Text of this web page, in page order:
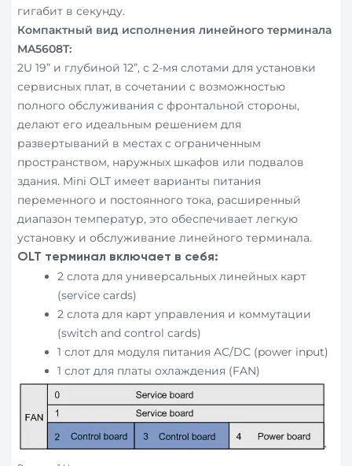
гигабит в секунду.
Компактный вид исполнения линейного терминала
MA5608T:
2U 19” и глубиной 12”, с 2-мя слотами для установки
сервисных плат, в сочетании с возможностью
полного обслуживания с фронтальной стороны,
делают его идеальным решением для
развертываний в местах с ограниченным
пространством, наружных шкафов или подвалов
здания. Mini OLT имеет варианты питания
переменного и постоянного тока, расширенный
диапазон температур, это обеспечивает легкую
установку и обслуживание линейного терминала.
OLT терминал включает в себя:
2 слота для универсальных линейных карт
(service cards)
2 слота для карт управления и коммутации
(switch and control cards)
1 слот для модуля питания AC/DC (power input)
1 слот для платы охлаждения (FAN)